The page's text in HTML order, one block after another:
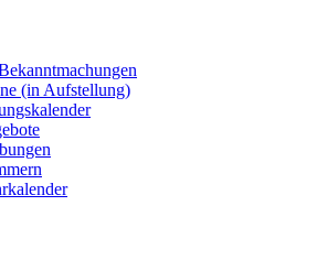
(in Aufstellung)